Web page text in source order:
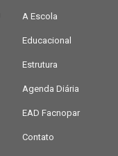
A Escola
Educacional
Estrutura
Agenda Diária
EAD Facnopar
Contato